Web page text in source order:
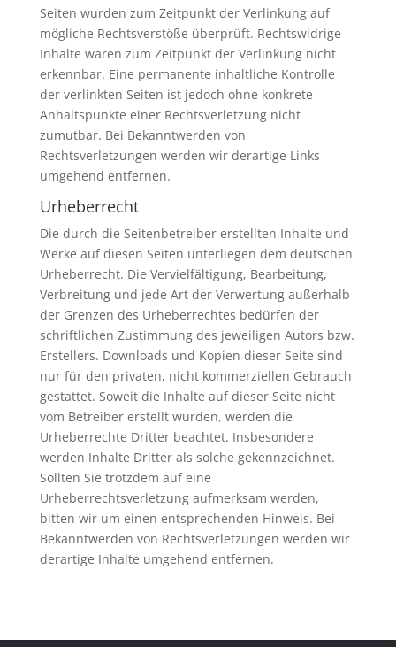
Seiten wurden zum Zeitpunkt der Verlinkung auf
mögliche Rechtsverstöße überprüft. Rechtswidrige
Inhalte waren zum Zeitpunkt der Verlinkung nicht
erkennbar. Eine permanente inhaltliche Kontrolle
der verlinkten Seiten ist jedoch ohne konkrete
Anhaltspunkte einer Rechtsverletzung nicht
zumutbar. Bei Bekanntwerden von
Rechtsverletzungen werden wir derartige Links
umgehend entfernen.
Urheberrecht
Die durch die Seitenbetreiber erstellten Inhalte und
Werke auf diesen Seiten unterliegen dem deutschen
Urheberrecht. Die Vervielfältigung, Bearbeitung,
Verbreitung und jede Art der Verwertung außerhalb
der Grenzen des Urheberrechtes bedürfen der
schriftlichen Zustimmung des jeweiligen Autors bzw.
Erstellers. Downloads und Kopien dieser Seite sind
nur für den privaten, nicht kommerziellen Gebrauch
gestattet. Soweit die Inhalte auf dieser Seite nicht
vom Betreiber erstellt wurden, werden die
Urheberrechte Dritter beachtet. Insbesondere
werden Inhalte Dritter als solche gekennzeichnet.
Sollten Sie trotzdem auf eine
Urheberrechtsverletzung aufmerksam werden,
bitten wir um einen entsprechenden Hinweis. Bei
Bekanntwerden von Rechtsverletzungen werden wir
derartige Inhalte umgehend entfernen.